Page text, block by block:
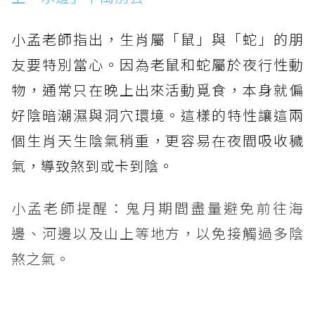
小孟老師指出，生肖屬「鼠」與「蛇」的朋
友要特別當心。因為老鼠和蛇屬於夜行性動
物，通常只在晚上出來活動覓食，本身就偏
好陰暗潮濕與洞穴環境。這樣的特性讓這兩
個生肖天生陰氣稍重，更容易在夜間吸收穢
氣，導致煞到或卡到陰。
小孟老師提醒：鬼月期間盡量避免前往海
邊、河邊以及山上等地方，以免接觸過多陰
煞之氣。